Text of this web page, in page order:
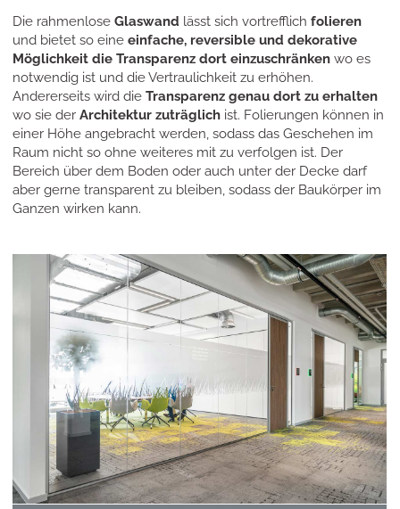
Die rahmenloseGlaswand lässt sich vortrefflich folieren
und bietet so eineeinfache, reversible und dekorative
Möglichkeit die Transparenz dort einzuschränken wo es
notwendig ist und die Vertraulichkeit zu erhöhen.
Andererseits wird dieTransparenz genau dort zu erhalten
wo sie derArchitektur zuträglich ist. Folierungen können in
einer Höhe angebracht werden, sodass das Geschehen im
Raum nicht so ohne weiteres mit zu verfolgen ist. Der
Bereich über dem Boden oder auch unter der Decke darf
aber gerne transparent zu bleiben, sodass der Baukörper im
Ganzen wirken kann.